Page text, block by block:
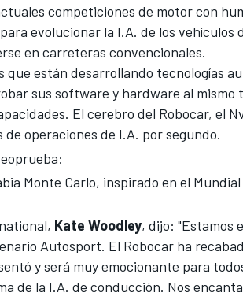
competiciones de motor con
evolucionar la I.A. de los vehículos
en carreteras convencionales.
que están desarrollando tecnologías
sus software y hardware al mismo
El cerebro del Robocar, el
operaciones de I.A. por segundo.
Monte Carlo, inspirado en el Mundial
Kate Woodley, dijo: "Estamos
Autosport. El Robocar ha
y será muy emocionante para
de la I.A. de conducción. Nos